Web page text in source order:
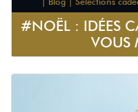
#NOËL : IDÉES
VOUS